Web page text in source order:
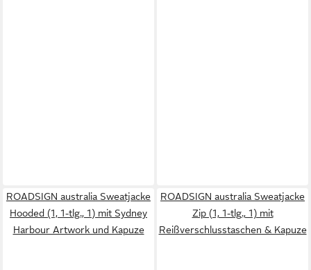
ROADSIGN australia Sweatjacke
Hooded (1, 1-tlg., 1) mit Sydney
Harbour Artwork und Kapuze
ROADSIGN australia Sweatjacke
Zip (1, 1-tlg., 1) mit
Reißverschlusstaschen & Kapuze